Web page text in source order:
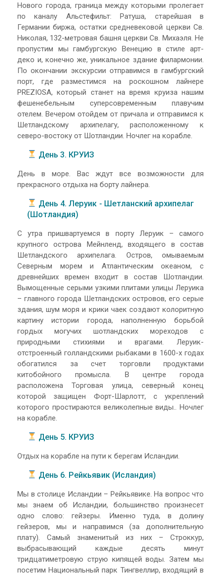
Нового города, граница между которыми пролегает
по каналу Альстефильт: Ратуша, старейшая в
Германии биржа, остатки средневековой церкви Св.
Николая, 132-метровая башня церкви Св. Михаэля. Не
пропустим мы гамбургскую Венецию в стиле арт-
деко и, конечно же, уникальное здание филармонии.
По окончании экскурсии отправимся в гамбургский
порт, где разместимся на роскошном лайнере
PREZIOSA, который станет на время круиза нашим
фешенебельным суперсовременным плавучим
отелем. Вечером отойдем от причала и отправимся к
Шетландскому архипелагу, расположенному к
северо-востоку от Шотландии. Ночлег на корабле.
День 3. КРУИЗ
День в море. Вас ждут все возможности для
прекрасного отдыха на борту лайнера.
День 4. Леруик - Шетланский архипелаг
(Шотландия)
С утра пришвартуемся в порту Леруик – самого
крупного острова Мейнленд, входящего в состав
Шетландского архипелага. Остров, омываемым
Северным морем и Атлантическим океаном, с
древнейших времен входит в состав Шотландии.
Вымощенные серыми узкими плитами улицы Леруика
– главного города Шетландских островов, его серые
здания, шум моря и крики чаек создают колоритную
картину истории города, наполненную борьбой
гордых могучих шотландских мореходов с
природными стихиями и врагами. Леруик-
отстроенный голландскими рыбаками в 1600-х годах
обогатился за счет торговли продуктами
китобойного промысла. В центре города
расположена Торговая улица, северный конец
которой защищен Форт-Шарлотт, с укреплений
которого простираются великолепные виды.. Ночлег
на корабле.
День 5. КРУИЗ
Отдых на корабле на пути к берегам Исландии.
День 6. Рейкьявик (Исландия)
Мы в столице Исландии – Рейкьявике. На вопрос что
мы знаем об Исландии, большинство произнесет
одно слово: гейзеры. Именно туда, в долину
гейзеров, мы и направимся (за дополнительную
плату). Самый знаменитый из них – Строккур,
выбрасывающий каждые десять минут
тридцатиметровую струю кипящей воды. Затем мы
посетим Национальный парк Тингвеллир, входящий в